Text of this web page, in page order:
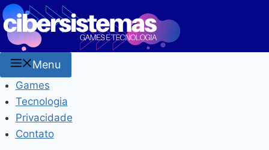
Pular
para
conteúdo
Menu
Games
Tecnologia
Privacidade
Contato